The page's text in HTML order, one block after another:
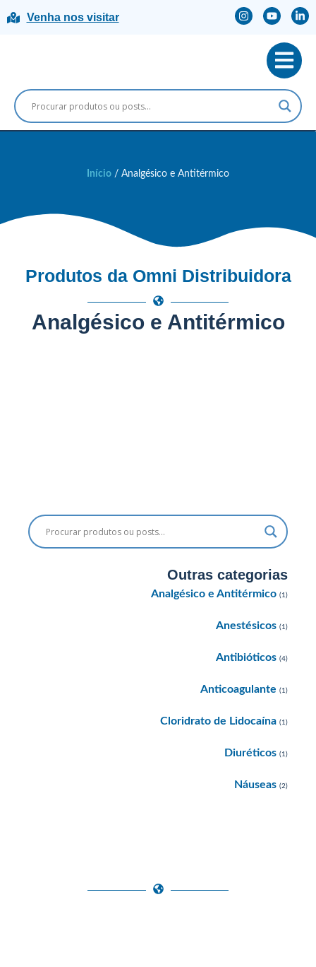
Venha nos visitar
Início / Analgésico e Antitérmico
Produtos da Omni Distribuidora
Analgésico e Antitérmico
Outras categorias
Analgésico e Antitérmico (1)
Anestésicos (1)
Antibióticos (4)
Anticoagulante (1)
Cloridrato de Lidocaína (1)
Diuréticos (1)
Náuseas (2)